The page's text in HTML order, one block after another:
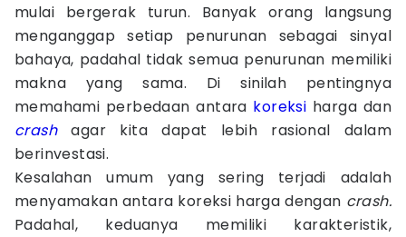
mulai bergerak turun. Banyak orang langsung
menganggap setiap penurunan sebagai sinyal
bahaya, padahal tidak semua penurunan memiliki
makna yang sama. Di sinilah pentingnya
memahami perbedaan antara koreksi harga dan
crashagar kita dapat lebih rasional dalam
berinvestasi.
Kesalahan umum yang sering terjadi adalah
menyamakan antara koreksi harga dengan crash.
Padahal, keduanya memiliki karakteristik,